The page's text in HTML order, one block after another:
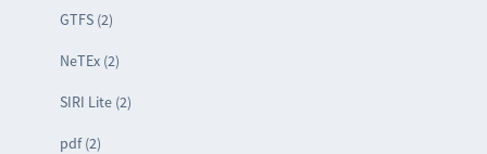
GTFS (2)
NeTEx (2)
SIRI Lite (2)
pdf (2)